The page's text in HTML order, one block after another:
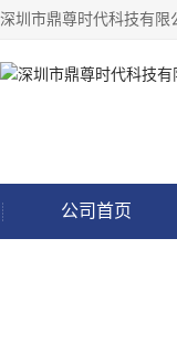
公司首页